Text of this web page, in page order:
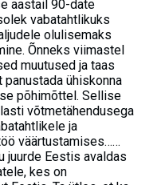
aastail 90-date
vabatahtlikuks
olulisemaks
Õnneks viimastel
muutused ja taas
ühiskonna
põhimõttel. Sellise
võtmetähendusega
ja
väärtustamises……
juurde Eestis avaldas
kes on